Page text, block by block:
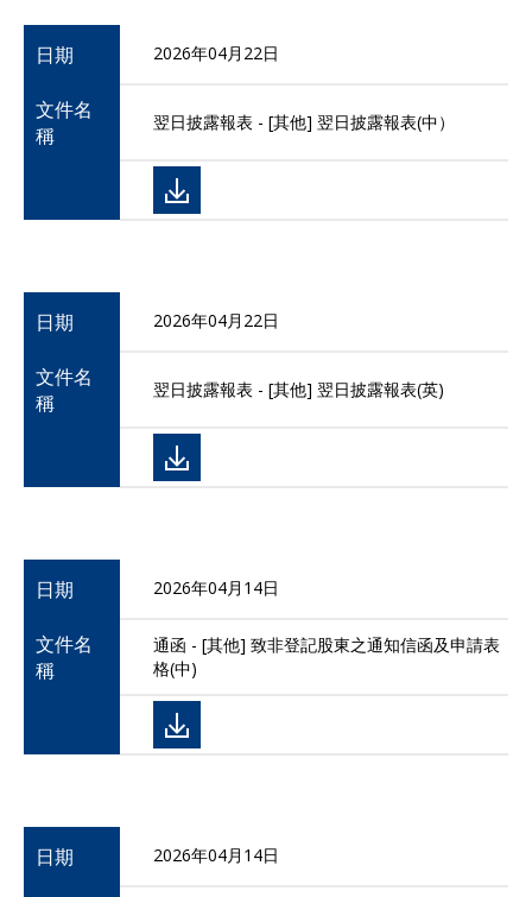
日期 2026年04月22日
文件名
稱
翌日披露報表 - [其他] 翌日披露報表(中）
日期 2026年04月22日
文件名
稱
翌日披露報表 - [其他] 翌日披露報表(英)
日期 2026年04月14日
文件名
稱
通函 - [其他] 致非登記股東之通知信函及申請表
格(中)
日期 2026年04月14日